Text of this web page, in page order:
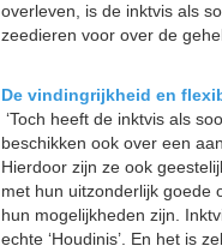
overleven, is de inktvis als
zeedieren voor over de
De vindingrijkheid en
‘Toch heeft de inktvis als
beschikken ook over een
Hierdoor zijn ze ook
met hun uitzonderlijk goede
hun mogelijkheden zijn.
echte ‘Houdinis’. En het is